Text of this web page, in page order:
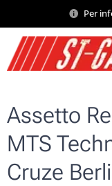
Per
Assetto
MTS
Cruze